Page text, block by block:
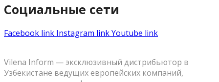
Социальные сети
Facebook link Instagram linkYoutube link
Vilena Inform — эксклюзивный дистрибьютор в
Узбекистане ведущих европейских компаний,